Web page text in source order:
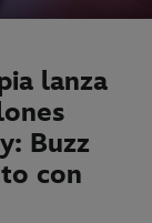
lanza
Buzz
con